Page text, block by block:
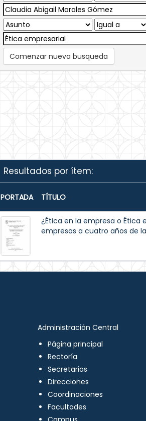
Comenzar nueva busqueda
Resultados por ítem:
PORTADA TÍTULO
¿Ética en la empresa o Ética
empresas a cuatro años de
Administración Central
Página principal
Rectoría
Secretarios
Direcciones
Coordinaciones
Facultades